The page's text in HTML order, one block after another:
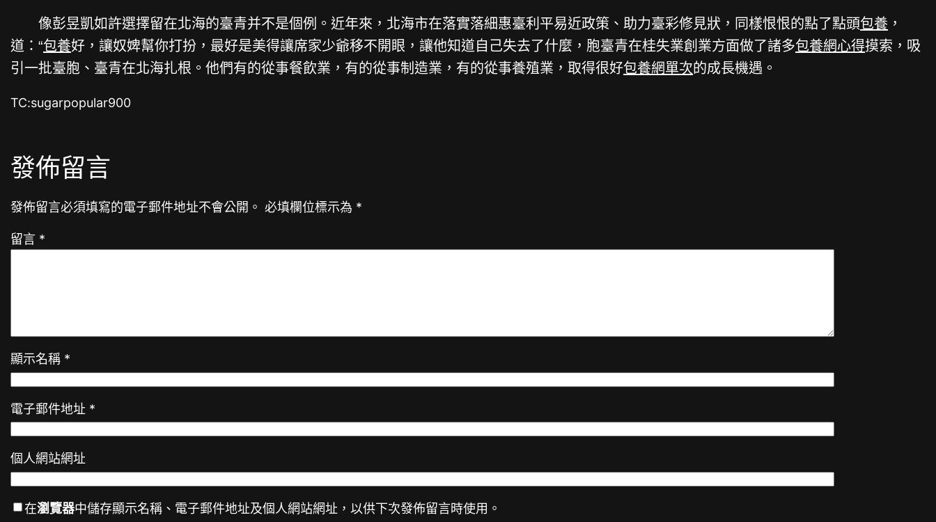
像彭昱凱如許選擇留在北海的臺青并不是個例。近年來，北海市在落實落細惠臺利平易近政策、助力臺彩修見狀，同樣恨恨的點了點頭包養 ，
道：“包養好，讓奴婢幫你打扮，最好是美得讓席家少爺移不開眼，讓他知道自己失去了什麼，胞臺青在桂失業創業方面做了諸多包養網心得摸索，吸
引一批臺胞、臺青在北海扎根。他們有的從事餐飲業，有的從事制造業，有的從事養殖業，取得很好包養網單次的成長機遇。
TC:sugarpopular900
發佈留言
發佈留言必須填寫的電子郵件地址不會公開。 必填欄位標示為 *
留言 *
顯示名稱 *
電子郵件地址 *
個人網站網址
在瀏覽器中儲存顯示名稱、電子郵件地址及個人網站網址，以供下次發佈留言時使用。